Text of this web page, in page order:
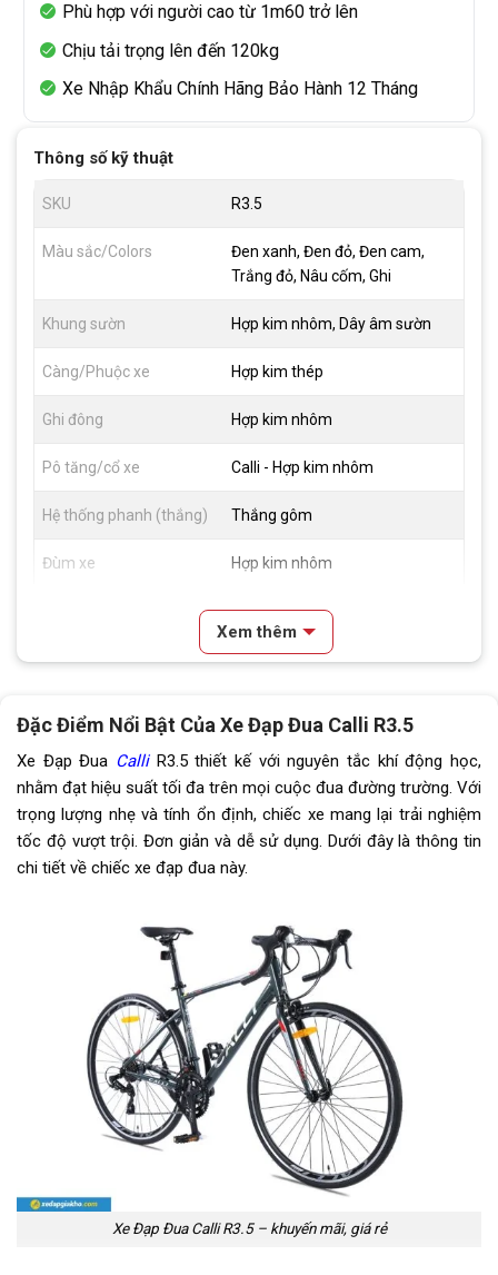
Phù hợp với người cao từ 1m60 trở lên
Chịu tải trọng lên đến 120kg
Xe Nhập Khẩu Chính Hãng Bảo Hành 12 Tháng
Thông số kỹ thuật
SKU R3.5
Màu sắc/Colors
Đen xanh, Đen đỏ, Đen cam,
Trắng đỏ, Nâu cốm, Ghi
Khung sườn Hợp kim nhôm, Dây âm sườn
Càng/Phuộc xe Hợp kim thép
Ghi đông Hợp kim nhôm
Pô tăng/cổ xe Calli - Hợp kim nhôm
Hệ thống phanh (thắng) Thắng gôm
Đùm xe Hợp kim nhôm
Hợp kim nhôm
Lốp xe Kenda 700x28C
đĩa, 7 líp)
Tăng tốc trước (Gạt
đĩa)
Shimano Tourney
Tăng tốc sau (Gạt líp) Shimano Tourney
vuông, Bạc đạn
2 Tầng, 34/50T
Líp vặn Shimano MF-TZ500 7
tầng 14-28T
Sên (xích) FFC Z51 7 tốc độ
Kích thước NSXKCB
Trọng lượng thùng 17kg - 132x19x80
Xem thêm
Đặc Điểm Nổi Bật Của Xe Đạp Đua Calli R3.5
Xe Đạp Đua CalliR3.5 thiết kế với nguyên tắc khí động học,
nhằm đạt hiệu suất tối đa trên mọi cuộc đua đường trường. Với
trọng lượng nhẹ và tính ổn định, chiếc xe mang lại trải nghiệm
tốc độ vượt trội. Đơn giản và dễ sử dụng. Dưới đây là thông tin
chi tiết về chiếc xe đạp đua này.
Xe Đạp Đua Calli R3.5 – khuyến mãi, giá rẻ